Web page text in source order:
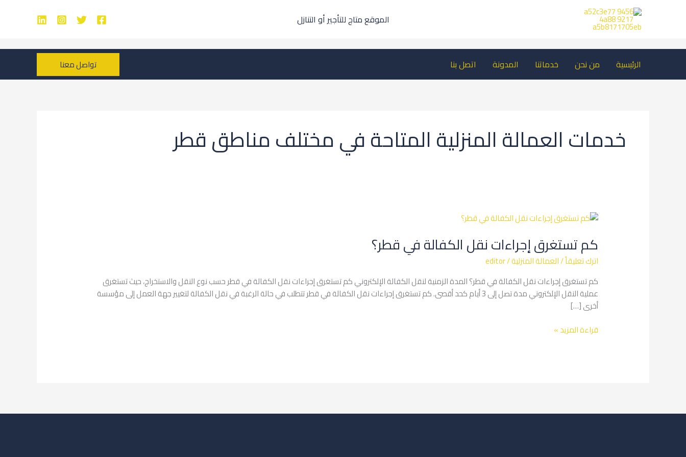
الموقع متاج للتأجير أو التنازل
الرئيسية من نحن خدماتنا المدونة اتصل بنا تواصل معنا
خدمات العمالة المنزلية المتاحة في مختلف مناطق قطر
كم تستغرق إجراءات نقل الكفالة في قطر؟
اترك تعليقاً/العمالة المنزلية/
editor
كم تستغرق إجراءات نقل الكفالة في قطر؟ المدة الزمنية لنقل الكفالة الإلكتروني كم تستغرق إجراءات نقل الكفالة في قطر حسب نوع النقل والاستخراج، حيث تستغرق
عملية النقل الإلكتروني مدة تصل إلى 3 أيام كحد أقصى. كم تستغرق إجراءات نقل الكفالة في قطر تتطلب في حالة الرغبة في نقل الكفالة لتغيير جهة العمل إلى مؤسسة
أخرى […]
كم
إجراءات
نقل
الكفالة
في
قطر؟
قراءة المزيد »